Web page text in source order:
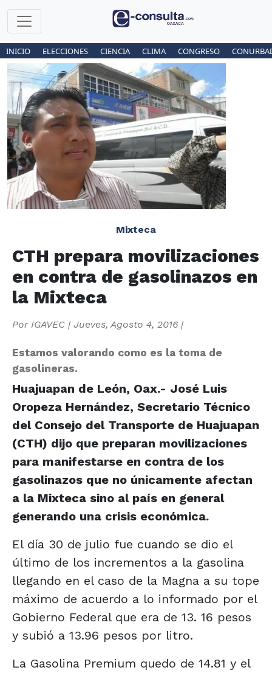
INICIO ELECCIONES CIENCIA CLIMA CONGRESO
Mixteca
CTH prepara movilizaciones
en contra de gasolinazos en
la Mixteca
Por IGAVEC | Jueves, Agosto 4, 2016 |
Estamos valorando como es la toma de
gasolineras.
Huajuapan de León, Oax.- José Luis
Oropeza Hernández, Secretario Técnico
del Consejo del Transporte de Huajuapan
(CTH) dijo que preparan movilizaciones
para manifestarse en contra de los
gasolinazos que no únicamente afectan
a la Mixteca sino al país en general
generando una crisis económica.
El día 30 de julio fue cuando se dio el
último de los incrementos a la gasolina
llegando en el caso de la Magna a su tope
máximo de acuerdo a lo informado por el
Gobierno Federal que era de 13. 16 pesos
y subió a 13.96 pesos por litro.
La Gasolina Premium quedo de 14.81 y el